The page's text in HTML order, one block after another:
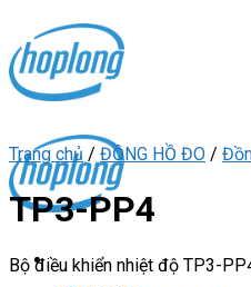
content
Trang chủ / ĐỒNG HỒ ĐO /
TP3-PP4
Bộ điều khiển nhiệt độ TP3-